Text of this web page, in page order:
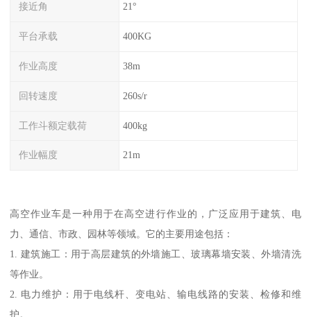
接近角 21°
平台承载 400KG
作业高度 38m
回转速度 260s/r
工作斗额定载荷 400kg
作业幅度 21m
高空作业车是一种用于在高空进行作业的，广泛应用于建筑、电
力、通信、市政、园林等领域。它的主要用途包括：
1. 建筑施工：用于高层建筑的外墙施工、玻璃幕墙安装、外墙清洗
等作业。
2. 电力维护：用于电线杆、变电站、输电线路的安装、检修和维
护。